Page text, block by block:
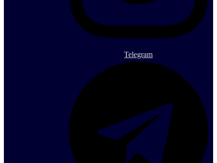
Telegram